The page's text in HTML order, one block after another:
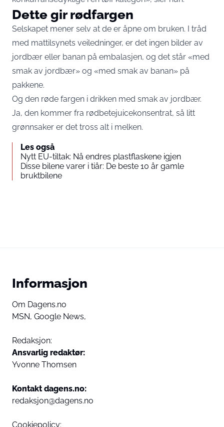
Dette gir rødfargen
Selskapet mener selv at de er åpne om bruken. I tråd
med mattilsynets veiledninger, er det ingen bilder av
jordbær eller banan på embalasjen, og det står «med
smak av jordbær» og «med smak av banan» på
pakkene.
Og den røde fargen i drikken med smak av jordbær.
Ja, den kommer fra rødbetejuicekonsentrat, så litt
grønnsaker er det tross alt i melken.
Les også
Nytt EU-tiltak: Nå endres plastflaskene igjen
Disse bilene varer i tiår: De beste 10 år gamle
bruktbilene
Informasjon
Om Dagens.no
MSN, Google News,
Redaksjon:
Ansvarlig redaktør:
Yvonne Thomsen
Kontakt dagens.no:
redaksjon@dagens.no
Cookiepolicy: